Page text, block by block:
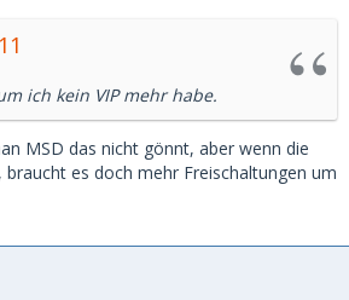
ich kein VIP mehr habe.
MSD das nicht gönnt, aber wenn die
es doch mehr Freischaltungen um